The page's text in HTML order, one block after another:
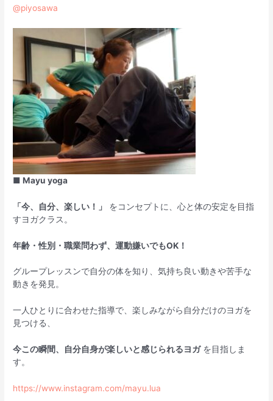
@piyosawa
■ Mayu yoga
「今、自分、楽しい！」
をコンセプトに、心と体の安定を目指
すヨガクラス。
年齢・性別・職業問わず、運動嫌いでもOK！
グループレッスンで自分の体を知り、気持ち良い動きや苦手な
動きを発見。
一人ひとりに合わせた指導で、楽しみながら自分だけのヨガを
見つける、
今この瞬間、自分自身が楽しいと感じられるヨガを目指しま
す。
https://www.instagram.com/mayu.lua